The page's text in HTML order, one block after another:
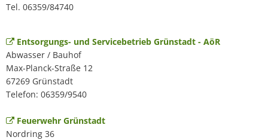
Tel. 06359/84740
Entsorgungs- und Servicebetrieb Grünstadt - AöR
Abwasser / Bauhof
Max-Planck-Straße 12
67269 Grünstadt
Telefon: 06359/9540
Feuerwehr Grünstadt
Nordring 36